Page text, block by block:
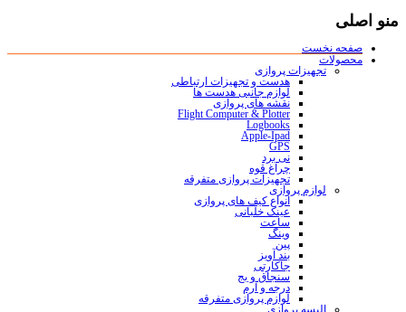
منو اصلی
صفحه نخست
محصولات
تجهیزات پروازی
هدست و تجهیزات ارتباطی
لوازم جانبی هدست ها
نقشه های پروازی
Flight Computer & Plotter
Logbooks
Apple-Ipad
GPS
نی برد
چراغ قوه
تجهیزات پروازی متفرقه
لوازم پروازی
انواع کیف های پروازی
عینک خلبانی
ساعت
وینگ
پین
بند آویز
جاکارتی
سنجاق و بج
درجه و آرم
لوازم پروازی متفرقه
البسه پروازی